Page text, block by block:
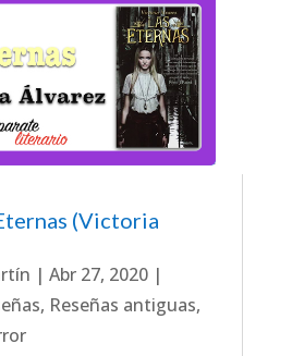
(Victoria
| Abr 27, 2020|
, Reseñas antiguas,